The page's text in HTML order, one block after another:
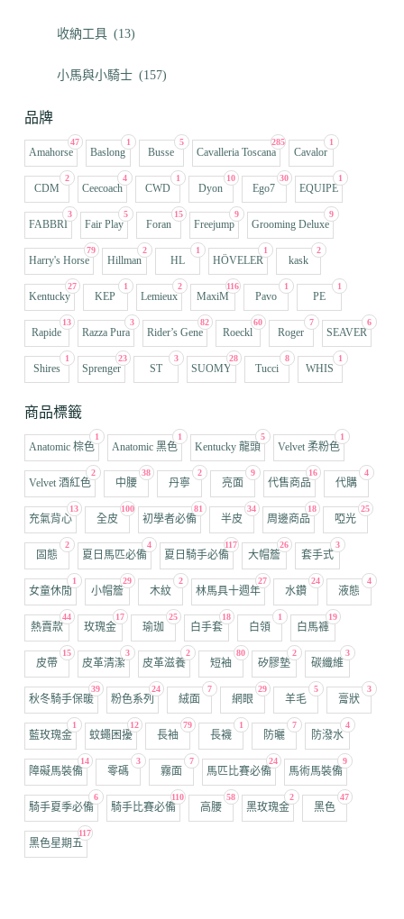
收納工具 (13)
小馬與小騎士 (157)
品牌
47
Amahorse
1
Baslong
5
Busse
285
Cavalleria Toscana
1
Cavalor
2
CDM
4
Ceecoach
1
CWD
10
Dyon
30
Ego7
1
EQUIPE
3
FABBRI
5
Fair Play
15
Foran
9
Freejump
9
Grooming Deluxe
79
Harry's Horse
2
Hillman
1
HL
1
HÖVELER
2
kask
27
Kentucky
1
KEP
2
Lemieux
116
MaxiM
1
Pavo
1
PE
13
Rapide
3
Razza Pura
82
Rider’s Gene
60
Roeckl
7
Roger
6
SEAVER
1
Shires
23
Sprenger
3
ST
28
SUOMY
8
Tucci
1
WHIS
商品標籤
1
Anatomic 棕色
1
Anatomic 黑色
5
Kentucky 龍頭
1
Velvet 柔粉色
2
Velvet 酒紅色
38
中腰
2
丹寧
9
亮面
16
代售商品
4
代購
13
充氣背心
100
全皮
81
初學者必備
34
半皮
18
周邊商品
25
啞光
2
固態
4
夏日馬匹必備
117
夏日騎手必備
26
大帽簷
3
套手式
1
女童休閒
29
小帽簷
2
木紋
27
林馬具十週年
24
水鑽
4
液態
44
熱賣款
17
玫瑰金
25
瑜珈
18
白手套
1
白領
19
白馬褲
15
皮帶
3
皮革清潔
2
皮革滋養
80
短袖
2
矽膠墊
3
碳纖維
39
秋冬騎手保暖
24
粉色系列
7
絨面
29
網眼
5
羊毛
3
膏狀
1
藍玫瑰金
12
蚊蠅困擾
79
長袖
1
長襪
7
防曬
4
防潑水
14
障礙馬裝備
3
零碼
7
霧面
24
馬匹比賽必備
9
馬術馬裝備
6
騎手夏季必備
110
騎手比賽必備
58
高腰
2
黑玫瑰金
47
黑色
117
黑色星期五